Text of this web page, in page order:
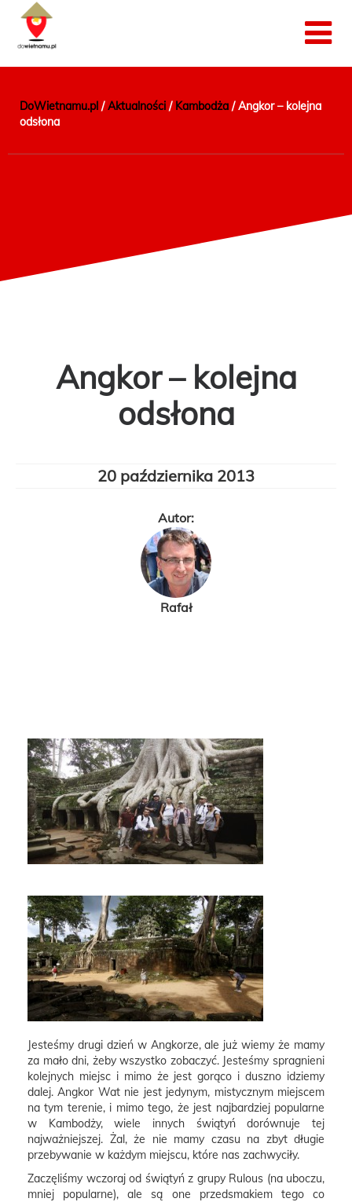
DoWietnamu.pl /Aktualności / Kambodża /Angkor – kolejna
odsłona
Angkor – kolejna
odsłona
20 października 2013
Autor:
Rafał
Jesteśmy drugi dzień w Angkorze, ale już wiemy że mamy
za mało dni, żeby wszystko zobaczyć. Jesteśmy spragnieni
kolejnych miejsc i mimo że jest gorąco i duszno idziemy
dalej. Angkor Wat nie jest jedynym, mistycznym miejscem
na tym terenie, i mimo tego, że jest najbardziej popularne
w Kambodży, wiele innych świątyń dorównuje tej
najważniejszej. Żal, że nie mamy czasu na zbyt długie
przebywanie w każdym miejscu, które nas zachwyciły.
Zaczęliśmy wczoraj od świątyń z grupy Rulous (na uboczu,
mniej popularne), ale są one przedsmakiem tego co